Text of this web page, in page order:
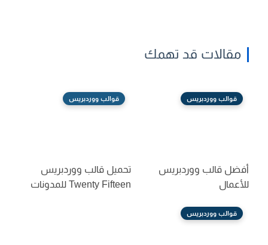
مقالات قد تهمك
قوالب ووردبريس
أفضل قالب ووردبريس
للأعمال
قوالب ووردبريس
تحميل قالب ووردبريس
Twenty Fifteen للمدونات
قوالب ووردبريس